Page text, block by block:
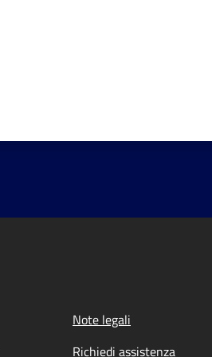
Note legali
Richiedi assistenza